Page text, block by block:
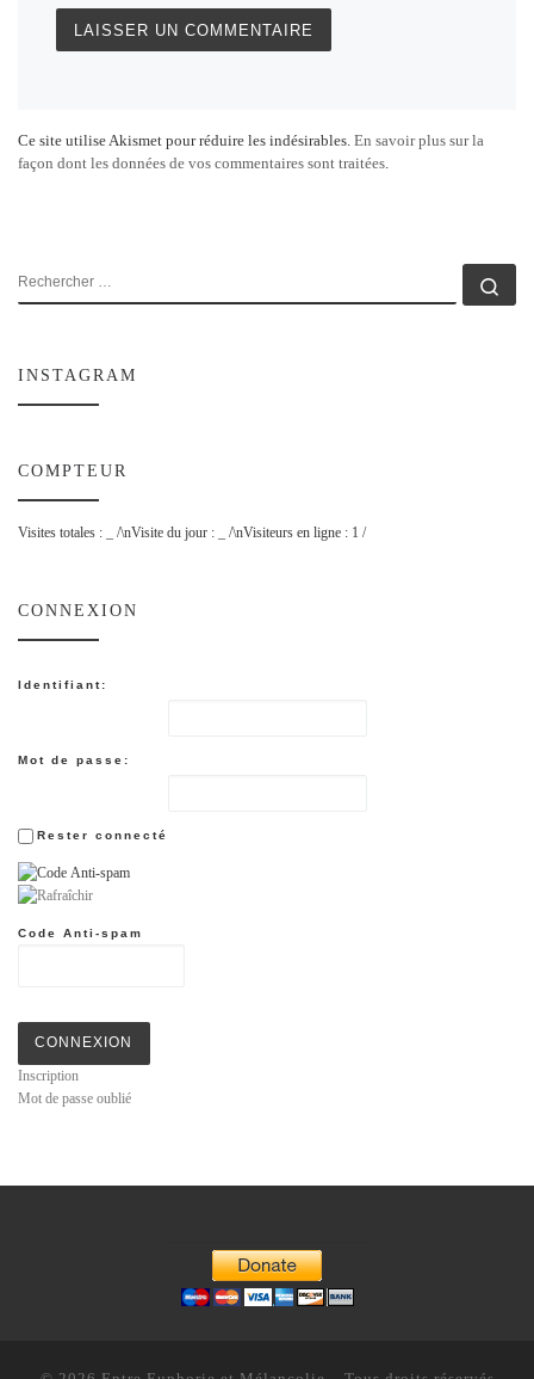
Ce site utilise Akismet pour réduire les indésirables. En savoir plus sur la
façon dont les données de vos commentaires sont traitées
RECHERCHER
INSTAGRAM
COMPTEUR
Visites totales : /\nVisite du jour : /\nVisiteurs en ligne : 1 /
CONNEXION
Identifiant:
Mot de passe:
Rester connecté
Code Anti-spam
CONNEXION
Inscription
Mot de passe oublié